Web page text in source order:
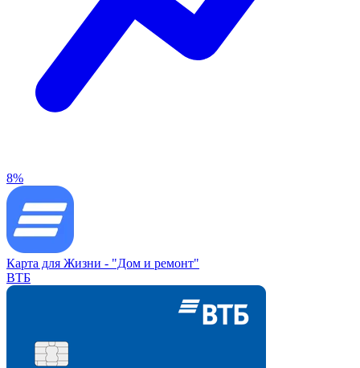
8%
Карта для Жизни - "Дом и ремонт"
ВТБ